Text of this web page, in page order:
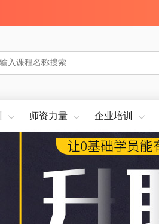
师资力量 企业培训